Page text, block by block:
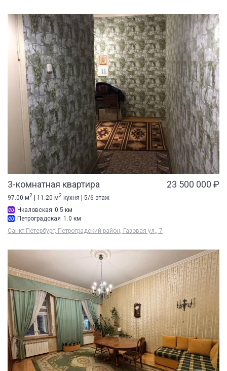
3-комнатная квартира 23 500 000 ₽
97.00 м2 | 11.20 м2 кухня | 5/6 этаж
Чкаловская 0.5 км
Петроградская 1.0 км
Санкт-Петербург, Петроградский район, Газовая ул., 7